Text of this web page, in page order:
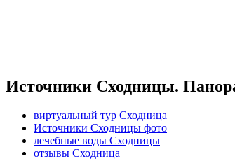
Источники Сходницы.
виртуальный тур Сходница
Источники Сходницы фото
лечебные воды Сходницы
отзывы Сходница